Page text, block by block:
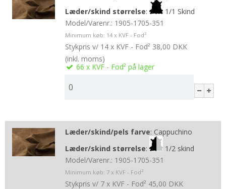
Læder/skind størrelse:
1/1 Skind
Model/Varenr.: 1905-1705-351
Minimum køb: 14 x KVF - Fod²
Stykpris v/ 14 x KVF - Fod² 38,00 DKK
(inkl. moms)
66 x KVF - Fod² på lager
Læder/skind/pels farve: Cappuchino
Læder/skind størrelse:
1/2 skind
Model/Varenr.: 1905-1705-351
Minimum køb: 7 x KVF - Fod²
Stykpris v/ 7 x KVF - Fod² 45,00 DKK